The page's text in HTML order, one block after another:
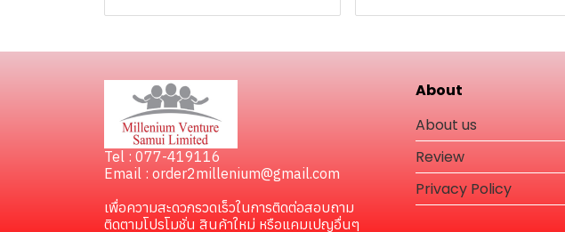
Tel : 077-419116
Email : order2millenium@gmail.com
เพื่อความสะดวกรวดเร็วในการติดต่อสอบถาม
ติดตามโปรโมชั่น สินค้าใหม่ หรือแคมเปญอื่นๆ
About
About us
Review
Privacy Policy